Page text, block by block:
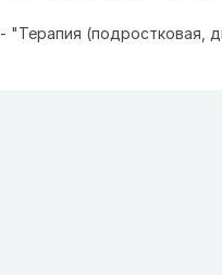
- "Терапия (подростковая,